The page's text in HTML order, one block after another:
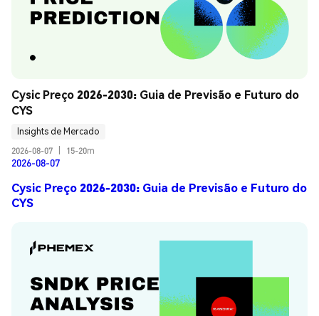
Cysic Preço 2026-2030: Guia de Previsão e Futuro do
CYS
Insights de Mercado
2026-08-07
15-20m
2026-08-07
Cysic Preço 2026-2030: Guia de Previsão e Futuro do
CYS